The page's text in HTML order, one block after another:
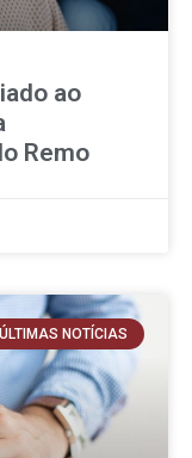
ao
Remo
ÚLTIMAS NOTÍCIAS